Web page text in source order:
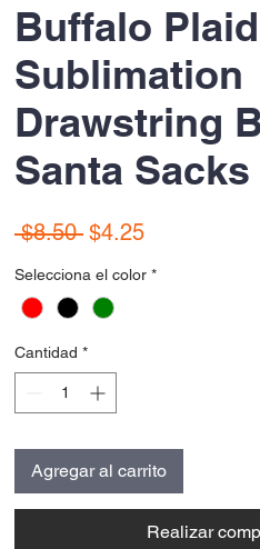
Buffalo Plaid
Sublimation
Drawstring
Santa Sacks
$8.50 Precio
$4.25Precio
oferta
Selecciona el color *
Cantidad *
Agregar al carrito
Realizar